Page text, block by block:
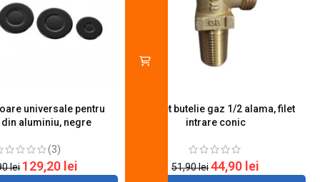
universale pentru
aluminiu, negre
(3)
lei 129,20 lei
Robinet butelie gaz 1/2 alama, filet
intrare conic
51,90lei44,90 lei